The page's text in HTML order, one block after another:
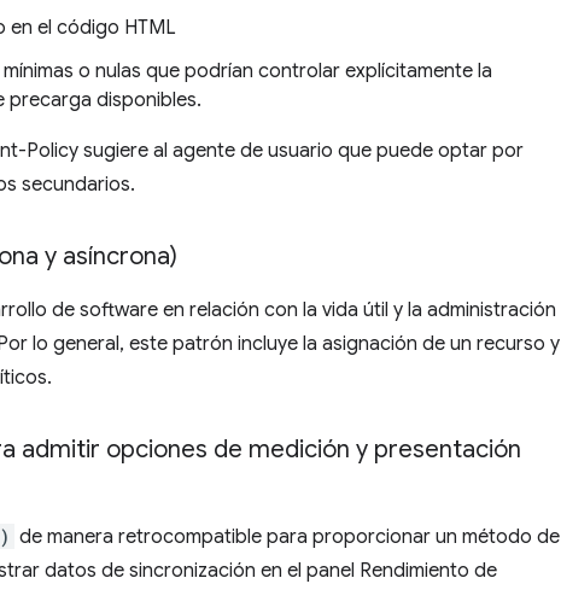
en el código HTML
o nulas que podrían controlar explícitamente la
precarga disponibles.
Policy sugiere al agente de usuario que puede optar por
secundarios.
y asíncrona)
de software en relación con la vida útil y la administración
lo general, este patrón incluye la asignación de un recurso y
admitir opciones de medición y presentación
de manera retrocompatible para proporcionar un método de
datos de sincronización en el panel Rendimiento de